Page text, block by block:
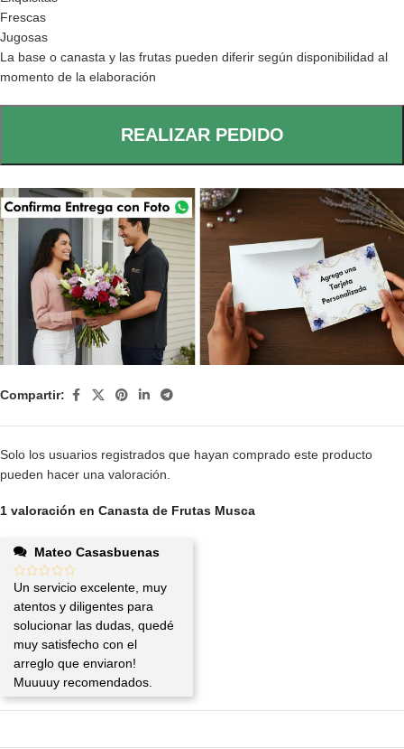
Frescas
Jugosas
La base o canasta y las frutas pueden diferir según disponibilidad al
momento de la elaboración
REALIZAR PEDIDO
Compartir:
1 valoración en Canasta de Frutas Musca
Mateo Casasbuenas
Un servicio excelente, muy
atentos y diligentes para
solucionar las dudas, quedé
muy satisfecho con el
arreglo que enviaron!
Muuuuy recomendados.
Solo los usuarios registrados que hayan comprado este producto
pueden hacer una valoración.